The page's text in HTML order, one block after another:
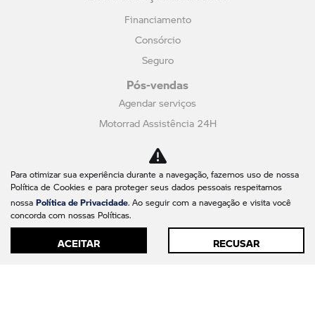
Financiamento
Consórcio
Seguro
Pós-vendas
Agendar serviços
Motorrad Assistência 24H
Recall
Loja on-line
Fale conosco
Contato
Para otimizar sua experiência durante a navegação, fazemos uso de nossa
Política de Cookies e para proteger seus dados pessoais respeitamos
nossa Política de Privacidade. Ao seguir com a navegação e visita você
concorda com nossas Políticas.
ACEITAR RECUSAR